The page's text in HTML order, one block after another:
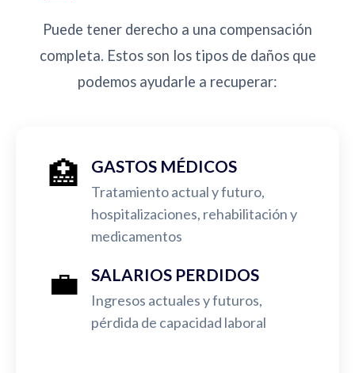
Puede tener derecho a una compensación
completa. Estos son los tipos de daños que
podemos ayudarle a recuperar:
🏥 GASTOS MÉDICOS
Tratamiento actual y futuro,
hospitalizaciones, rehabilitación y
medicamentos
💼 SALARIOS PERDIDOS
Ingresos actuales y futuros,
pérdida de capacidad laboral